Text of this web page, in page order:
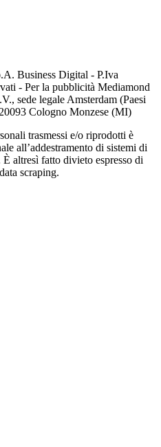
Business Digital - P.Iva
- Per la pubblicità Mediamond
sede legale Amsterdam (Paesi
Cologno Monzese (MI)
trasmessi e/o riprodotti è
all’addestramento di sistemi di
altresì fatto divieto espresso di
scraping.